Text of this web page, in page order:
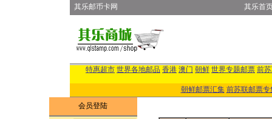
其乐邮币卡网 其乐首
特惠超市 世界各地邮品 香港 澳门 朝鲜 世界专题邮票 前
朝鲜邮票汇集 前苏联邮票专
会员登陆